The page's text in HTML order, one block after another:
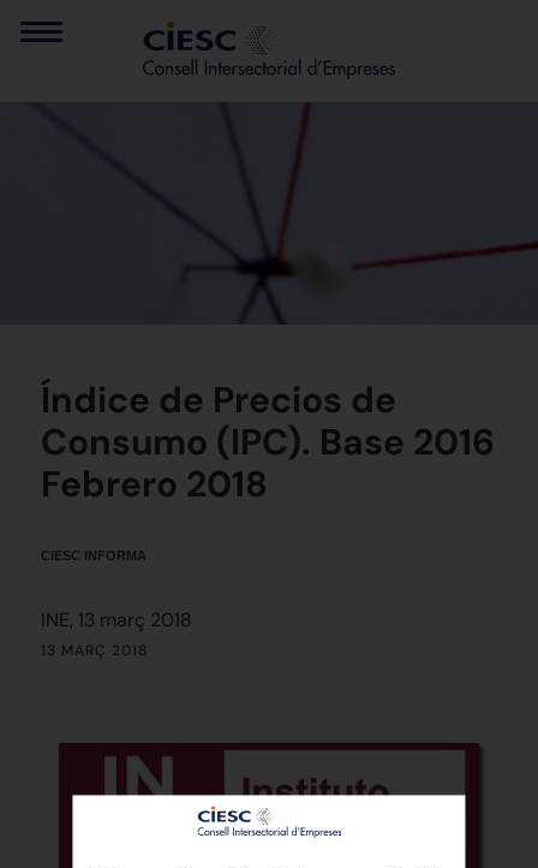
Índice de Precios de
Consumo (IPC). Base 2016
Febrero 2018
CIESC INFORMA
INE, 13 març 2018
13 MARÇ 2018